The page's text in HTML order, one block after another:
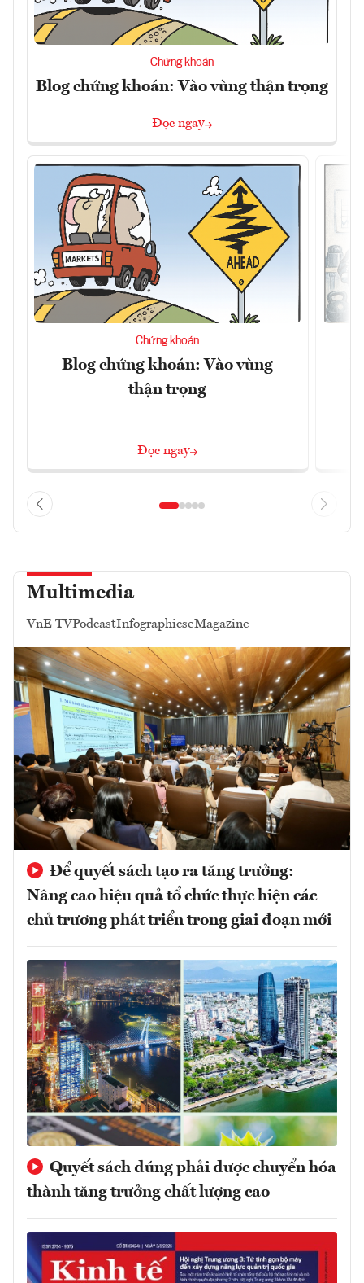
Chứng khoán
Blog chứng khoán: Vào vùng thận trọng
Đọc ngay
Chứng khoán
Blog chứng khoán: Vào vùng
thận trọng
Đọc ngay
Multimedia
VnE TVPodcastInfographicseMagazine
Để quyết sách tạo ra tăng trưởng:
Nâng cao hiệu quả tổ chức thực hiện các
chủ trương phát triển trong giai đoạn mới
Quyết sách đúng phải được chuyển hóa
thành tăng trưởng chất lượng cao